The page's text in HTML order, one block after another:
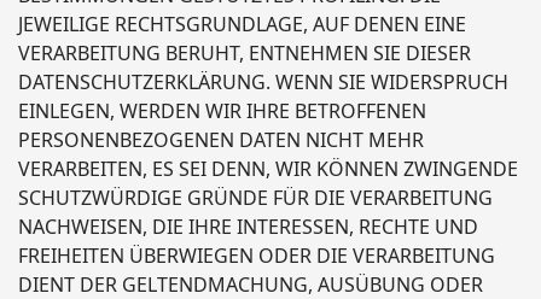
JEWEILIGE RECHTSGRUNDLAGE, AUF DENEN EINE
VERARBEITUNG BERUHT, ENTNEHMEN SIE DIESER
DATENSCHUTZERKLÄRUNG. WENN SIE WIDERSPRUCH
EINLEGEN, WERDEN WIR IHRE BETROFFENEN
PERSONENBEZOGENEN DATEN NICHT MEHR
VERARBEITEN, ES SEI DENN, WIR KÖNNEN ZWINGENDE
SCHUTZWÜRDIGE GRÜNDE FÜR DIE VERARBEITUNG
NACHWEISEN, DIE IHRE INTERESSEN, RECHTE UND
FREIHEITEN ÜBERWIEGEN ODER DIE VERARBEITUNG
DIENT DER GELTENDMACHUNG, AUSÜBUNG ODER